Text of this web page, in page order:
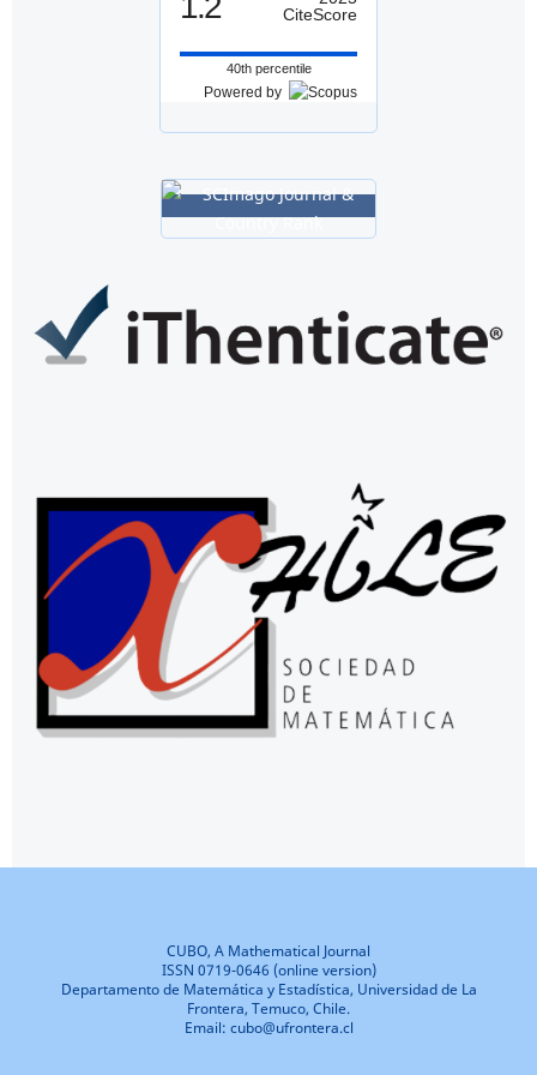
CiteScore
40th percentile
Powered by
CUBO, A Mathematical Journal
ISSN 0719-0646 (online version)
Departamento de Matemática y Estadística, Universidad de La
Frontera, Temuco, Chile.
Email: cubo@ufrontera.cl